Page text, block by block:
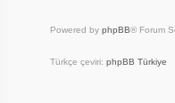
Powered by phpBB® Forum
Türkçe çeviri: phpBB Türkiye